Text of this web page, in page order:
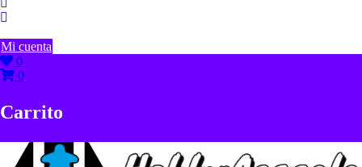
Mi cuenta
0
0
Carrito